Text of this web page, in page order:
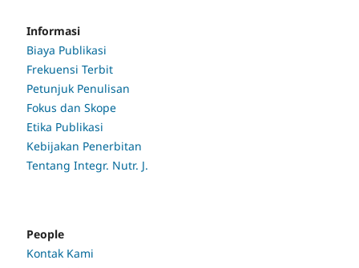
Informasi
Biaya Publikasi
Frekuensi Terbit
Petunjuk Penulisan
Fokus dan Skope
Etika Publikasi
Kebijakan Penerbitan
Tentang Integr. Nutr. J.
People
Kontak Kami